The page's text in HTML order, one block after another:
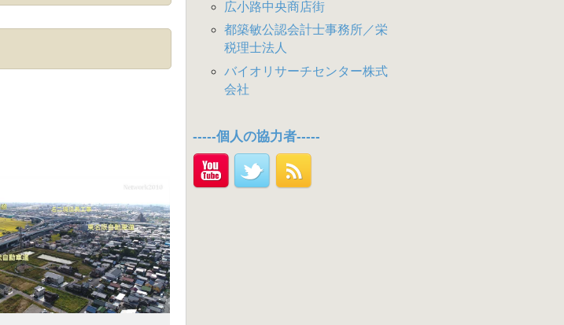
広小路中央商店街
都築敏公認会計士事務所／栄
税理士法人
バイオリサーチセンター株式
会社
-----個人の協力者-----